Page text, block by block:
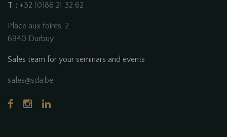
T. : +32 (0)86 21 32 62
Place aux foires, 2
6940 Durbuy
Sales team for your seminars and events
sales@sda.be